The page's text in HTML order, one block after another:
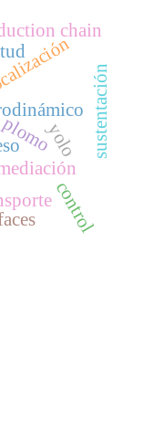
sustentación
plomo
control
chain
yolo